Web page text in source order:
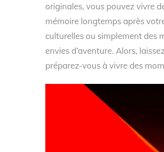
originales, vous pouvez vivre
mémoire longtemps après
culturelles ou simplement des
envies d’aventure. Alors,
préparez-vous à vivre des